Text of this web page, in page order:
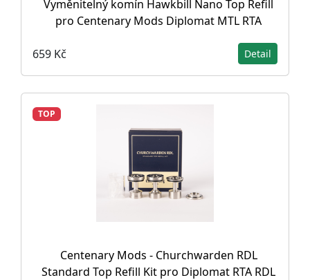
Vyměnitelný komín Hawkbill Nano Top Refill
pro Centenary Mods Diplomat MTL RTA
659 Kč Detail
TOP
Centenary Mods - Churchwarden RDL
Standard Top Refill Kit pro Diplomat RTA RDL